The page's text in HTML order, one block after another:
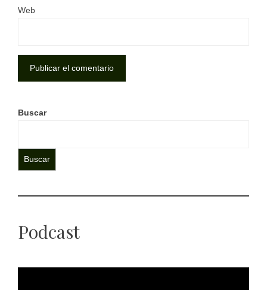
Web
Buscar
Buscar
Podcast